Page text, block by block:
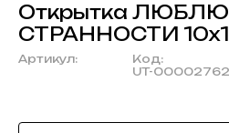
Открытка
СТРАННОСТИ
Артикул:
Код:
UT-00002762